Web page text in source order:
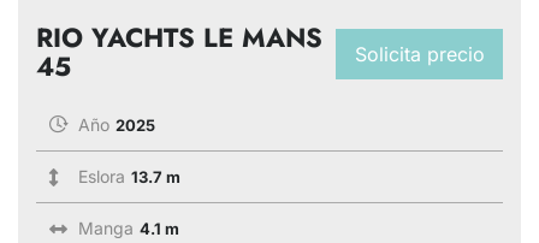
Solicita precio
RIO YACHTS LE MANS
45
Año 2025
Eslora 13.7 m
Manga 4.1 m